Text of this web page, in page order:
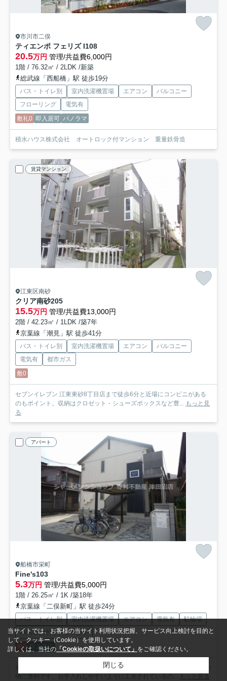
市川市二俣
ティエンポ フェリズ I108
20.5万円 管理/共益費6,000円
1階 / 76.32㎡ / 2LDK /新築
総武線「西船橋」駅 徒歩19分
バス・トイレ別 室内洗濯機置場 エアコン
バルコニー
フローリング
電気有
敷礼0 即入居可 パノラマ
積水ハウス株式会社 オートロック付マンション 重量鉄骨造
賃貸マンション
江東区南砂
クリア南砂205
15.5万円 管理/共益費13,000円
2階 / 42.23㎡ / 1LDK /築7年
京葉線「潮見」駅 徒歩41分
バス・トイレ別 室内洗濯機置場 エアコン
バルコニー
電気有
都市ガス
敷0
セブンイレブン 江東東砂8丁目店まで徒歩6分と近場にコンビニがある
のもポイント。収納はクロゼット・シューズボックスなど豊... もっと見
る
アパート
船橋市栄町
Fine's103
5.3万円 管理/共益費5,000円
1階 / 26.25㎡ / 1K /築18年
京葉線「二俣新町」駅 徒歩24分
バス・トイレ別 室内洗濯機置場 エアコン 電気有
駐輪場
TVモニタ付インターホン
敷0
即入居可
近くにはセブンイレブン 船橋栄町店(徒歩6分)がありちょっとした買い
物に便利です。お手入れしやすいように工夫されているの... もっと見る
当サイトでは、お客様の当サイト利用状況把握、サービス向上検討を目的と
して、クッキー（Cookie）を使用しています。
詳しくは、当社の 「Cookieの取扱いについて」 をご確認ください。
閉じる